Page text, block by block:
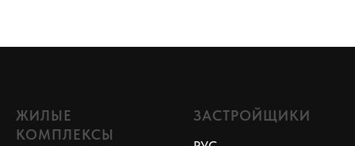
ЖИЛЫЕ
КОМПЛЕКСЫ
ЗАСТРОЙЩИКИ